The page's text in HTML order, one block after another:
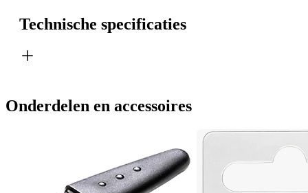
Technische specificaties
Onderdelen en accessoires